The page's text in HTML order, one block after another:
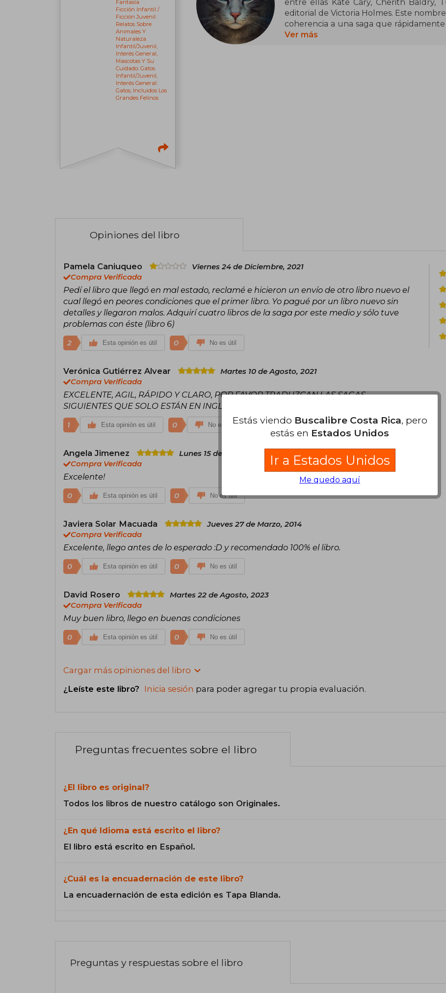
Fantasía
Ficción Infantil /
Ficción Juvenil:
Relatos Sobre
Animales Y
Naturaleza
Infantil/juvenil,
Interés General,
Mascotas Y Su
Cuidado: Gatos
Infantil/juvenil,
Interés General:
Gatos, Incluidos Los
Grandes Felinos
entre ellas Kate Cary, Cherith Baldry,
editorial de Victoria Holmes. Este
coherencia a una saga que
el mundo, gracias a su universo rico en
Ver más
Opiniones del libro
Pamela Caniuqueo
Viernes 24 de Diciembre, 2021
Compra Verificada
Pedí el libro que llegó en mal estado, reclamé e hicieron un envío de otro libro nuevo el
cual llegó en peores condiciones que el primer libro. Yo pagué por un libro nuevo sin
detalles y llegaron malos. Adquirí cuatro libros de la saga por este medio y sólo tuve
problemas con éste (libro 6)
2 Esta opinión es útil 0 No es útil
Verónica Gutiérrez Alvear
Martes 10 de Agosto, 2021
Compra Verificada
EXCELENTE, AGIL, RÁPIDO Y CLARO, POR FAVOR TRADUZCAN LAS SAGAS
SIGUIENTES QUE SOLO ESTÁN EN INGLES
1 Esta opinión es útil 0 No es útil
Angela Jimenez
Lunes 15 de Enero, 2024
Compra Verificada
Excelente!
0 Esta opinión es útil 0 No es útil
Javiera Solar Macuada
Jueves 27 de Marzo, 2014
Compra Verificada
Excelente, llego antes de lo esperado :D y recomendado 100% el libro.
0 Esta opinión es útil 0 No es útil
David Rosero
Martes 22 de Agosto, 2023
Compra Verificada
Muy buen libro, llego en buenas condiciones
0 Esta opinión es útil 0 No es útil
Cargar más opiniones del libro
¿Leíste este libro? Inicia sesión para poder agregar tu propia evaluación.
Preguntas frecuentes sobre el libro
¿El libro es original?
Todos los libros de nuestro catálogo son Originales.
¿En qué Idioma está escrito el libro?
El libro está escrito en Español.
¿Cuál es la encuadernación de este libro?
La encuadernación de esta edición es Tapa Blanda.
Preguntas y respuestas sobre el libro
Estás viendo Buscalibre Costa Rica, pero
estás en Estados Unidos
Ir a Estados Unidos
Me quedo aquí